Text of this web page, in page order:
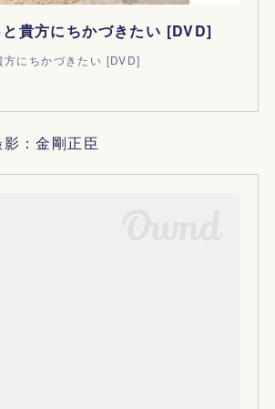
貴方にちかづきたい [DVD]
にちかづきたい [DVD]
：金剛正臣